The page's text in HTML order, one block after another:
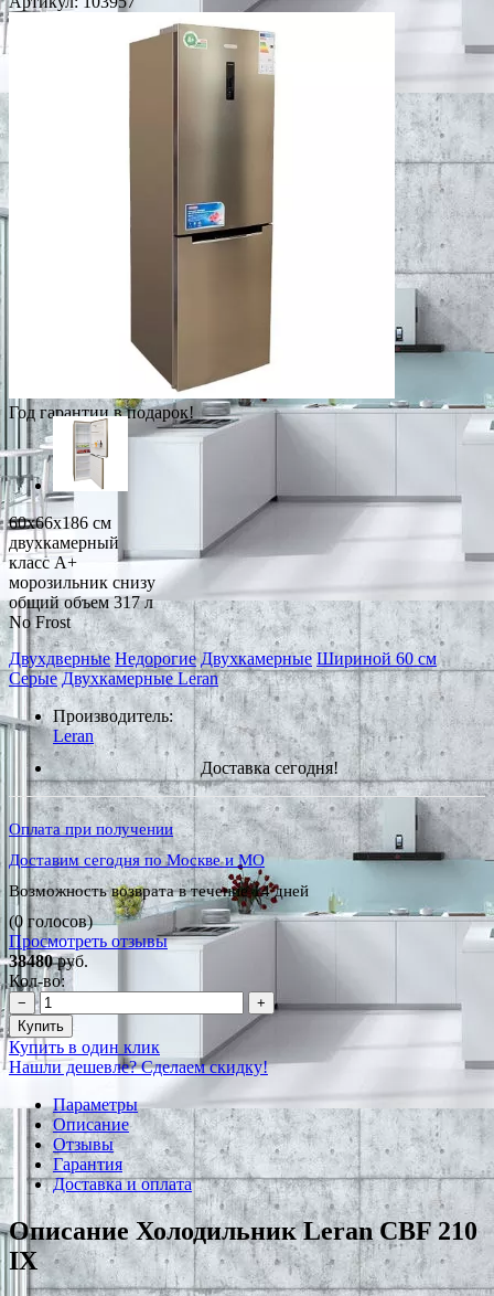
Год гарантии в подарок!
60x66x186 см
двухкамерный
класс A+
морозильник снизу
общий объем 317 л
No Frost
Двухдверные Недорогие Двухкамерные Шириной 60 см
Серые Двухкамерные Leran
Производитель:
Leran
Доставка сегодня!
Оплата при получении
Доставим сегодня по Москве и МО
Возможность возврата в течение 14 дней
(0 голосов)
Просмотреть отзывы
38480руб.
Кол-во:
−
+
Купить
Купить в один клик
Нашли дешевле? Сделаем скидку!
Параметры
Описание
Отзывы
Гарантия
Доставка и оплата
Описание Холодильник Leran CBF 210
IX